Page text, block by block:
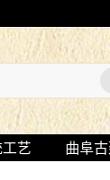
艺 曲阜